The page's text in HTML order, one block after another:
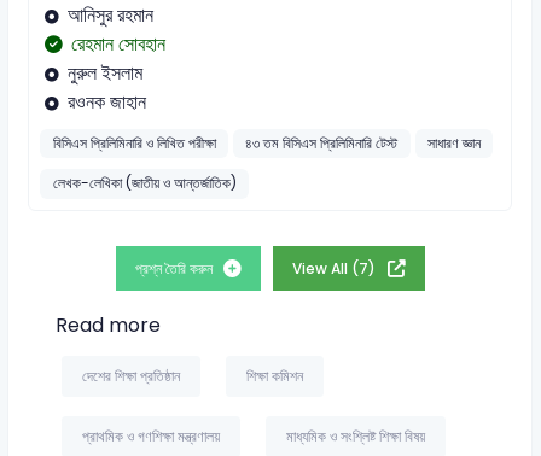
আনিসুর রহমান
রেহমান সোবহান
নুরুল ইসলাম
রওনক জাহান
বিসিএস প্রিলিমিনারি ও লিখিত পরীক্ষা ৪৩ তম বিসিএস প্রিলিমিনারি টেস্ট
সাধারণ জ্ঞান
লেখক-লেখিকা (জাতীয় ও আন্তর্জাতিক)
প্রশ্ন তৈরি করুন View All (7)
Read more
দেশের শিক্ষা প্রতিষ্ঠান শিক্ষা কমিশন
প্রাথমিক ও গণশিক্ষা মন্ত্রণালয় মাধ্যমিক ও সংশ্লিষ্ট শিক্ষা বিষয়